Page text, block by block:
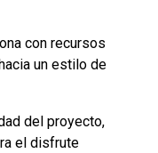
con recursos
un estilo de
del proyecto,
el disfrute